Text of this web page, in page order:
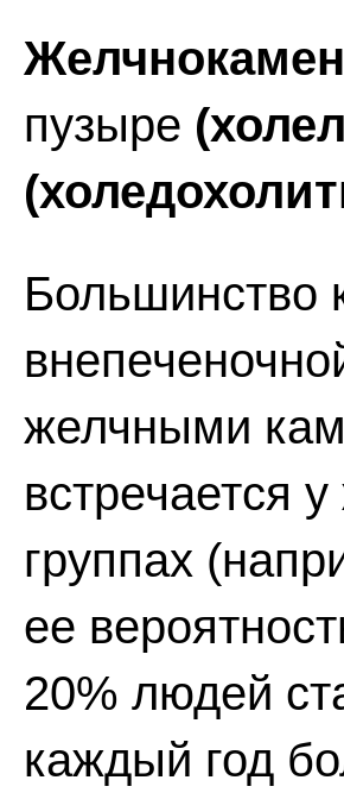
пузыре
Большинство
желчными
встречается
группах
ее
20% людей
каждый год